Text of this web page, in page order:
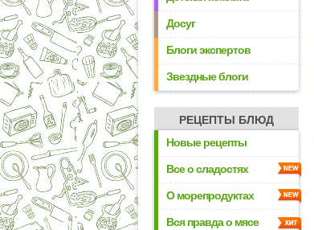
Досуг
Блоги экспертов
Звездные блоги
РЕЦЕПТЫ БЛЮД
Новые рецепты
Все о сладостях
О морепродуктах
Вся правда о мясе